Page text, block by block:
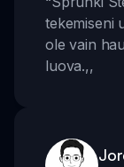
tekemiseni
ole vain
luova.,,